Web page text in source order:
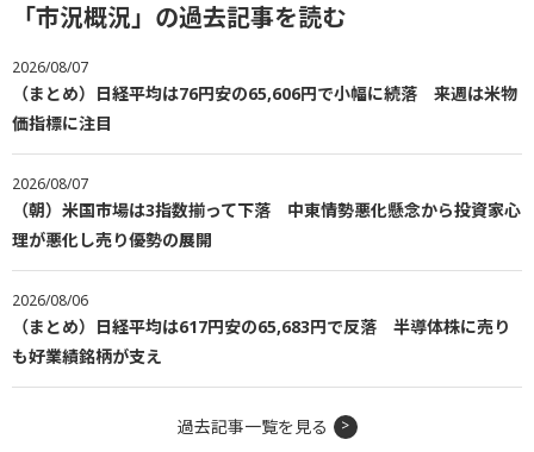
「市況概況」の過去記事を読む
2026/08/07
（まとめ）日経平均は76円安の65,606円で小幅に続落 来週は米物
価指標に注目
2026/08/07
（朝）米国市場は3指数揃って下落 中東情勢悪化懸念から投資家心
理が悪化し売り優勢の展開
2026/08/06
（まとめ）日経平均は617円安の65,683円で反落 半導体株に売り
も好業績銘柄が支え
過去記事一覧を見る